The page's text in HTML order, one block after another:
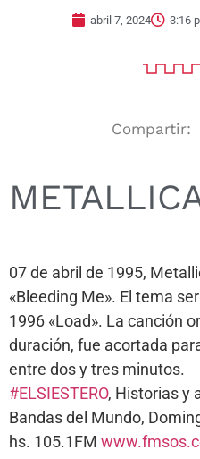
abril 7, 2024 3:16
Compartir:
07 de abril de 1995,
«Bleeding Me». El tema
1996 «Load». La canción
duración, fue acortada
entre dos y tres minutos.
#ELSIESTERO, Historias y
Bandas del Mundo,
hs. 105.1FM